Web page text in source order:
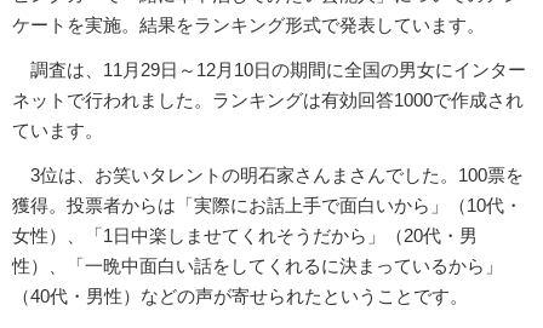
ケートを実施。結果をランキング形式で発表しています。
調査は、11月29日～12月10日の期間に全国の男女にインター
ネットで行われました。ランキングは有効回答1000で作成され
ています。
3位は、お笑いタレントの明石家さんまさんでした。100票を
獲得。投票者からは「実際にお話上手で面白いから」（10代・
女性）、「1日中楽しませてくれそうだから」（20代・男
性）、「一晩中面白い話をしてくれるに決まっているから」
（40代・男性）などの声が寄せられたということです。